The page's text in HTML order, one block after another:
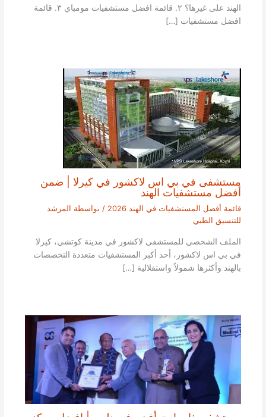
الهند على غيرها؟ ٢. قائمة افضل مستشفيات مومباي ٣. قائمة
افضل مستشفيات […]
مستشفى في بي اس لاكشور في كيرلا | ضمن
أفضل مستشفيات الهند
قائمة أفضل المستشفيات في الهند 2026 / بواسطة المرشد
للتنسيق الطبي
الملف الشخصي للمستشفى لاكشور في مدينة كوتشي، كيرلا
في بي اس لاكشور، أحد أكبر المستشفيات متعددة التخصصات
بالهند وأكثرها شمولاً واستقلالية […]